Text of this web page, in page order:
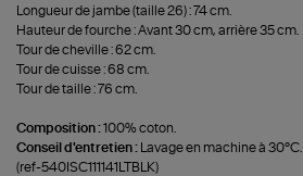
Longueur de jambe (taille 26) : 74 cm.
Hauteur de fourche : Avant 30 cm, arrière 35 cm.
Tour de cheville : 62 cm.
Tour de cuisse : 68 cm.
Tour de taille : 76 cm.
Composition :100% coton.
Conseil d'entretien : Lavage en machine à 30°C.
(ref-540ISC111141LTBLK)